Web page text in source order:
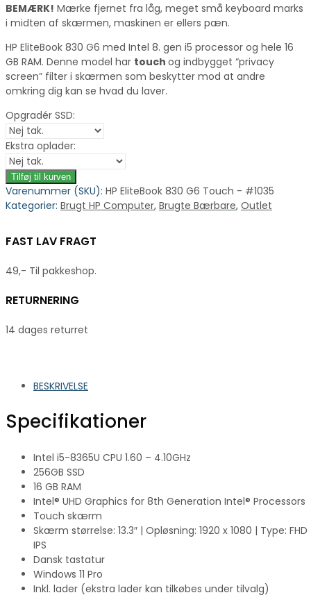
BEMÆRK! Mærke fjernet fra låg, meget små keyboard marks
i midten af skærmen, maskinen er ellers pæn.
HP EliteBook 830 G6 med Intel 8. gen i5 processor og hele 16
GB RAM. Denne model har touch og indbygget “privacy
screen” filter i skærmen som beskytter mod at andre
omkring dig kan se hvad du laver.
Opgradér SSD:
Ekstra oplader:
Tilføj til kurven
Varenummer (SKU): HP EliteBook 830 G6 Touch - #1035
Kategorier: Brugt HP Computer, Brugte Bærbare, Outlet
FAST LAV FRAGT
49,- Til pakkeshop.
RETURNERING
14 dages returret
BESKRIVELSE
Specifikationer
Intel i5-8365U CPU 1.60 – 4.10GHz
256GB SSD
16 GB RAM
Intel® UHD Graphics for 8th Generation Intel® Processors
Touch skærm
Skærm størrelse: 13.3″ | Opløsning: 1920 x 1080 | Type: FHD
IPS
Dansk tastatur
Windows 11 Pro
Inkl. lader (ekstra lader kan tilkøbes under tilvalg)